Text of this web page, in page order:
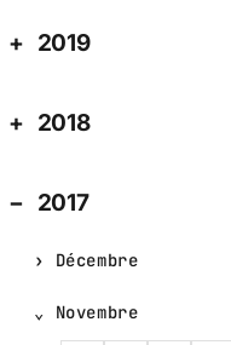
2019
2018
2017
Décembre
Novembre